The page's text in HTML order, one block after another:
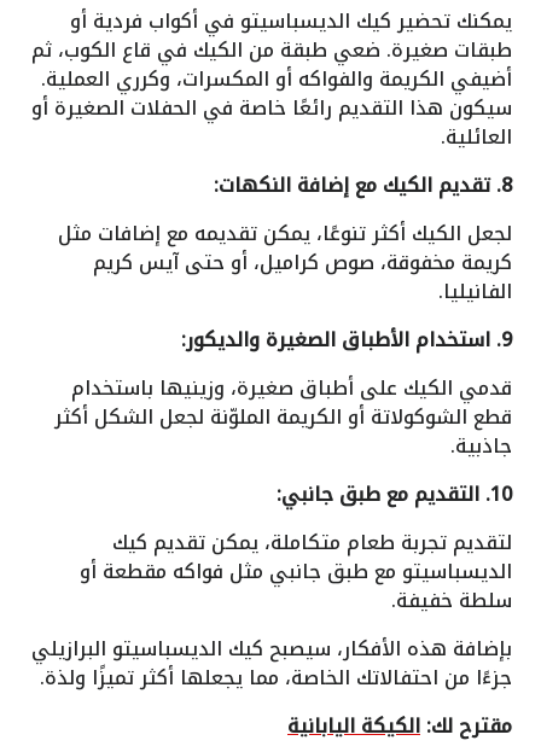
يمكنك تحضير كيك الديسباسيتو في أكواب فردية أو
طبقات صغيرة. ضعي طبقة من الكيك في قاع الكوب، ثم
أضيفي الكريمة والفواكه أو المكسرات، وكرري العملية.
سيكون هذا التقديم رائعًا خاصة في الحفلات الصغيرة أو
العائلية.
8. تقديم الكيك مع إضافة النكهات:
لجعل الكيك أكثر تنوعًا، يمكن تقديمه مع إضافات مثل
كريمة مخفوقة، صوص كراميل، أو حتى آيس كريم
الفانيليا.
9. استخدام الأطباق الصغيرة والديكور:
قدمي الكيك على أطباق صغيرة، وزينيها باستخدام
قطع الشوكولاتة أو الكريمة الملوّنة لجعل الشكل أكثر
جاذبية.
10. التقديم مع طبق جانبي:
لتقديم تجربة طعام متكاملة، يمكن تقديم كيك
الديسباسيتو مع طبق جانبي مثل فواكه مقطعة أو
سلطة خفيفة.
بإضافة هذه الأفكار، سيصبح كيك الديسباسيتو البرازيلي
جزءًا من احتفالاتك الخاصة، مما يجعلها أكثر تميزًا ولذة.
مقترح لك:الكيكة اليابانية